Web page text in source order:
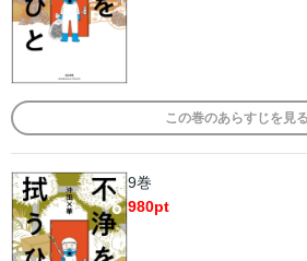
この巻のあらすじを 見
9巻
980pt